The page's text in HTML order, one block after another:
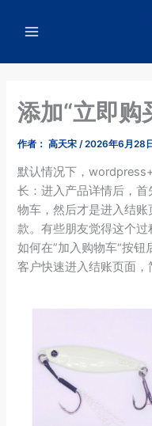
容
添加“立即购
作者： 高天宋 /2026年6月28
默认情况下，
长：进入产品详情后，
物车，然后才是进入结
款。有些朋友觉得这个
如何在”加入购物车“按钮
客户快速进入结账页面，